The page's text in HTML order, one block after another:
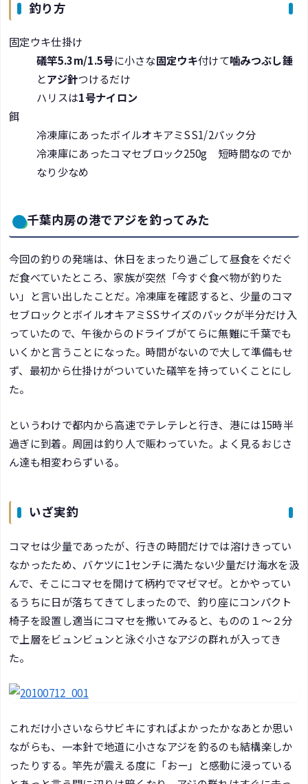
釣り方
固定ウキ仕掛け
礒竿5.3m/1.5号に小さな固定ウキ付けて噛みつぶし錘
とアジ針つけるだけ
ハリスは1号ナイロン
餌
冷凍庫にあったボイルオキアミSS1/2パック分
冷凍庫にあったコマセブロック250g 短時間なのでか
なり少なめ
千葉内房の港でアジを釣ってみた
今回の釣りの発端は、休日をまったり過ごして昼食をぐだぐ
だ食べていたところ、家族が突然「今すぐ食べ物が釣りた
い」と言い出したことだ。冷凍庫を確認すると、少量のコマ
セブロックとボイルオキアミSSサイズのパックが半分だけ入
っていたので、午後からのドライブがてらに無難に千葉でも
いくかと言うことになった。時間がないので大して準備もせ
ず、最初から仕掛けがついていた礒竿を持っていくことにし
た。
というわけで都内から高速でテレテレと行き、港には15時半
過ぎに到着。周囲は釣り人で賑わっていた。よく見るおじさ
ん達も相変わらずいる。
いざ実釣
コマセは少量であったが、行きの時間だけでは溶けきってい
なかったため、バケツに1センチに満たない少量だけ海水を汲
んで、そこにコマセを開けて柄杓でマゼマゼ。とかやってい
るうちに日が落ちてきてしまったので、釣り座にコンパクト
椅子を設置し適当にコマセを撒いてみると、ものの１～２分
で上層をビュンビュンと泳ぐ小さなアジの群れが入ってき
た。
これだけ小さいならサビキにすればよかったかなあとか思い
ながらも、一本針で地道に小さなアジを釣るのも結構楽しか
ったりする。竿先が震える度に「おー」と感動に浸っている